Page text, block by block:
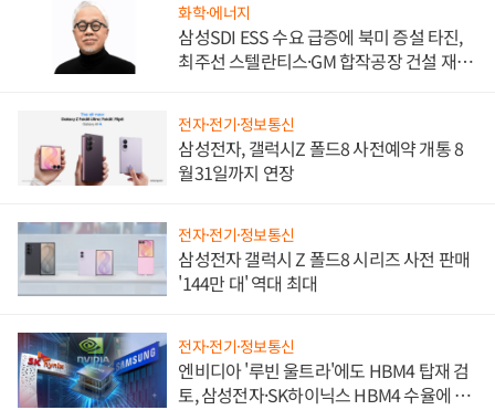
화학·에너지
삼성SDI ESS 수요 급증에 북미 증설 타진,
최주선 스텔란티스·GM 합작공장 건설 재추
전자·전기·정보통신
삼성전자, 갤럭시Z 폴드8 사전예약 개통 8
월31일까지 연장
전자·전기·정보통신
삼성전자 갤럭시 Z 폴드8 시리즈 사전 판매
'144만 대' 역대 최대
전자·전기·정보통신
엔비디아 '루빈 울트라'에도 HBM4 탑재 검
토, 삼성전자·SK하이닉스 HBM4 수율에 주